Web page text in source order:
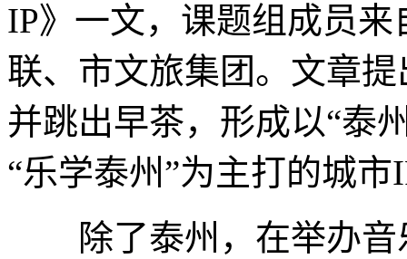
IP》一文，课题组成员
联、市文旅集团。文章
并跳出早茶，形成以“泰
“乐学泰州”为主打的城市
除了泰州，在举办音